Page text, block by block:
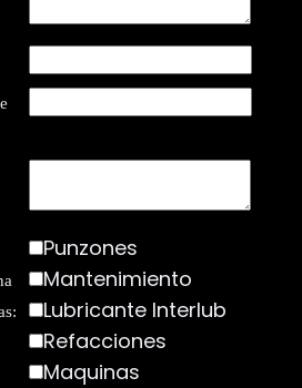
Punzones
Mantenimiento
Lubricante Interlub
Refacciones
Maquinas